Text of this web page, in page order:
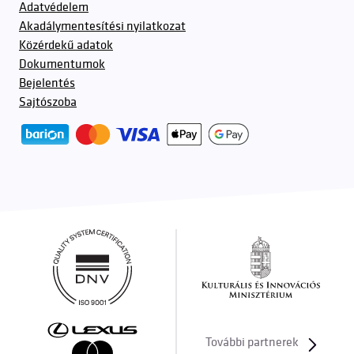
Adatvédelem
Akadálymentesítési nyilatkozat
Közérdekű adatok
Dokumentumok
Bejelentés
Sajtószoba
További partnerek